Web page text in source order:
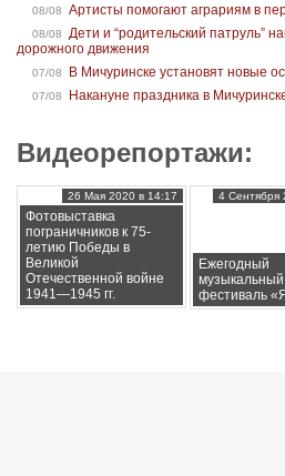
08/08 Артисты помогают аграриям в
08/08
Дети и “родительский патруль”
дорожного движения
07/08 В Мичуринске установят новые
07/08 Накануне праздника в
Видеорепортажи:
Фотовыставка
пограничников к 75-
летию Победы в
Великой
Отечественной войне
1941—1945 гг.
26 Мая 2020 в 14:17
Ежегодный
музыкальный
фестиваль
4 Сентября